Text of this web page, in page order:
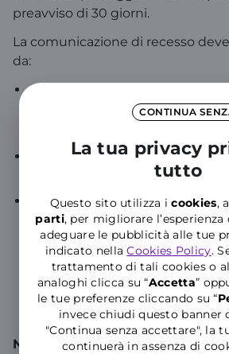
CONTINUA
La tua privacy
tutto
Questo sito utilizza icookies,
parti, per migliorare
adeguare le pubblicità alle tue
indicato nellaCookies Policy.
trattamento di tali cookies o
analoghi clicca su “Accetta”
le tue preferenze cliccando su “P
invece chiudi questo banner
"Continua senza accettare", la
continuerà in assenza di
preavviso di 30 giorni.
La comunicazione di recesso
da:
un'autocertificazione che
alla disattivazione della linea
una copia del certificato di
Autodichiarazione in cui riporti
erede, le tue generalità, quelle
eredi e la conferma che hai
disattivazione del contratto.
autodichiarazione può essere
dall'erede dichiarante e non
dagli altri citati
NB
. Sulle autocertificazioni deve